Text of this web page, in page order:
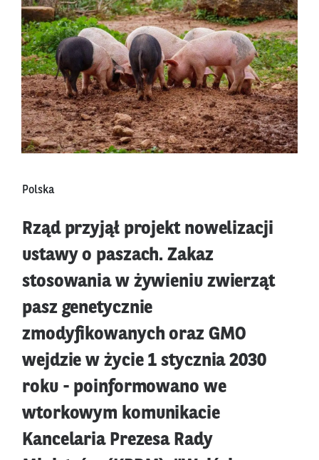
Polska
Rząd przyjął projekt nowelizacji
ustawy o paszach. Zakaz
stosowania w żywieniu zwierząt
pasz genetycznie
zmodyfikowanych oraz GMO
wejdzie w życie 1 stycznia 2030
roku - poinformowano we
wtorkowym komunikacie
Kancelaria Prezesa Rady